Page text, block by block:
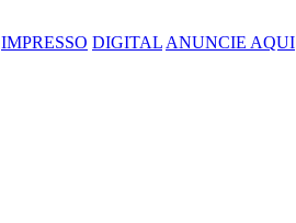
IMPRESSO DIGITAL ANUNCIE AQUI